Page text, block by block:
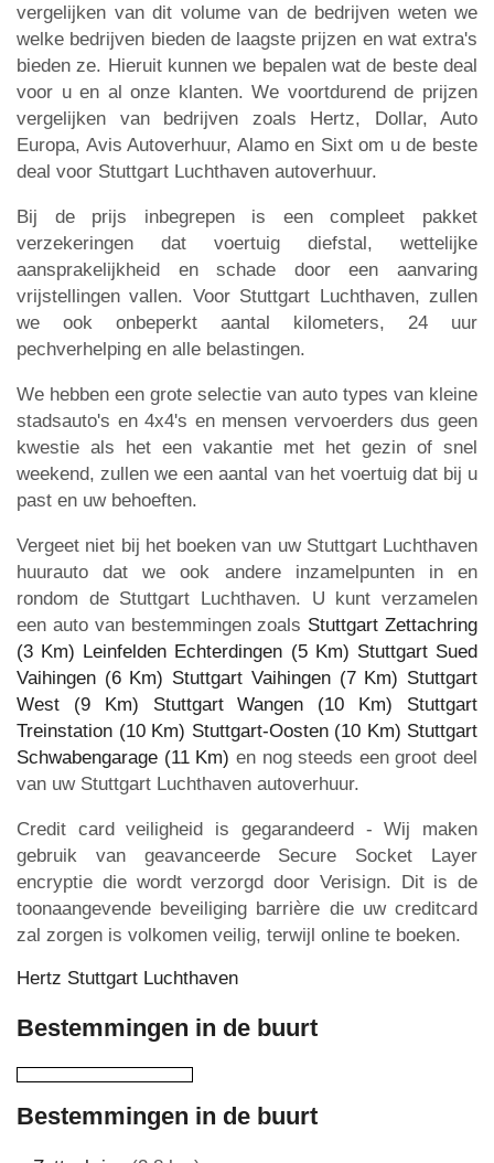
vergelijken van dit volume van de bedrijven weten we
welke bedrijven bieden de laagste prijzen en wat extra's
bieden ze. Hieruit kunnen we bepalen wat de beste deal
voor u en al onze klanten. We voortdurend de prijzen
vergelijken van bedrijven zoals Hertz, Dollar, Auto
Europa, Avis Autoverhuur, Alamo en Sixt om u de beste
deal voor Stuttgart Luchthaven autoverhuur.
Bij de prijs inbegrepen is een compleet pakket
verzekeringen dat voertuig diefstal, wettelijke
aansprakelijkheid en schade door een aanvaring
vrijstellingen vallen. Voor Stuttgart Luchthaven, zullen
we ook onbeperkt aantal kilometers, 24 uur
pechverhelping en alle belastingen.
We hebben een grote selectie van auto types van kleine
stadsauto's en 4x4's en mensen vervoerders dus geen
kwestie als het een vakantie met het gezin of snel
weekend, zullen we een aantal van het voertuig dat bij u
past en uw behoeften.
Vergeet niet bij het boeken van uw Stuttgart Luchthaven
huurauto dat we ook andere inzamelpunten in en
rondom de Stuttgart Luchthaven. U kunt verzamelen
een auto van bestemmingen zoals Stuttgart Zettachring
(3 Km) Leinfelden Echterdingen (5 Km) Stuttgart Sued
Vaihingen (6 Km) Stuttgart Vaihingen (7 Km) Stuttgart
West (9 Km)
Stuttgart Wangen (10 Km)
Stuttgart
Treinstation (10 Km) Stuttgart-Oosten (10 Km) Stuttgart
Schwabengarage (11 Km) en nog steeds een groot deel
van uw Stuttgart Luchthaven autoverhuur.
Credit card veiligheid is gegarandeerd - Wij maken
gebruik van geavanceerde Secure Socket Layer
encryptie die wordt verzorgd door Verisign. Dit is de
toonaangevende beveiliging barrière die uw creditcard
zal zorgen is volkomen veilig, terwijl online te boeken.
Hertz Stuttgart Luchthaven
Bestemmingen in de buurt
Bestemmingen in de buurt